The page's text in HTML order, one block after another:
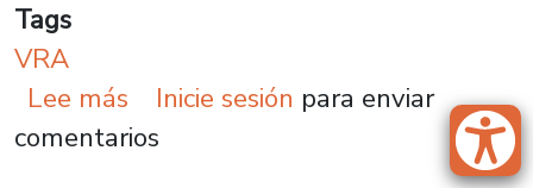
Tags
VRA
Lee más sobre Más de 650 estudiantes
Inicie sesión para enviar
comentarios